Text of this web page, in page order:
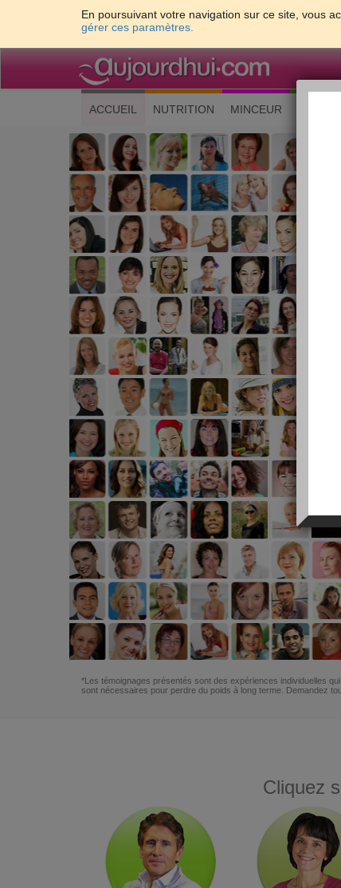
En poursuivant votre navigation sur ce site, vous
gérer ces paramètres.
ACCUEIL (current)
NUTRITION MINCEUR
*Les témoignages présentés sont des expériences individuelles
sont nécessaires pour perdre du poids à long terme. Demandez
Cliquez